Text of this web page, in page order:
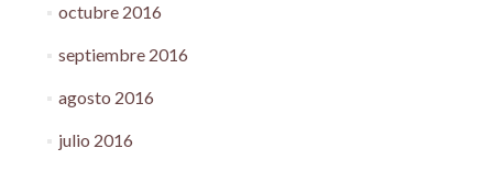
octubre 2016
septiembre 2016
agosto 2016
julio 2016